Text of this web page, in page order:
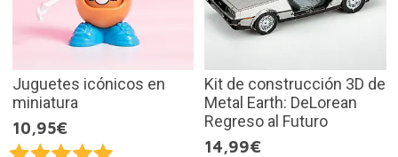
Juguetes icónicos en
miniatura
10,95€
Kit de construcción 3D de
Metal Earth: DeLorean
Regreso al Futuro
14,99€